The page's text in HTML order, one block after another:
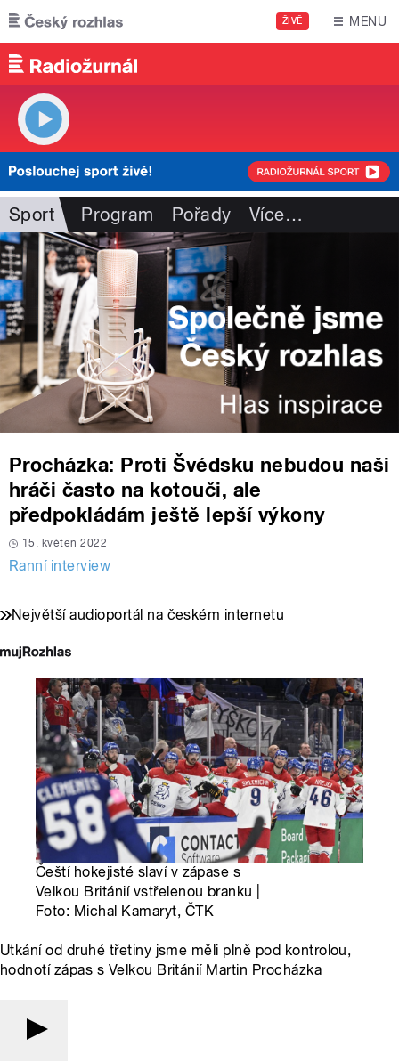
Přejít k hlavnímu obsahu
ŽIVĚ MENU
Sport Program Pořady Více…
Procházka: Proti Švédsku nebudou naši
hráči často na kotouči, ale
předpokládám ještě lepší výkony
15. květen 2022
Ranní interview
Největší audioportál na českém internetu
Čeští hokejisté slaví v zápase s
Velkou Británií vstřelenou branku |
Foto: Michal Kamaryt, ČTK
Utkání od druhé třetiny jsme měli plně pod kontrolou,
hodnotí zápas s Velkou Británií Martin Procházka